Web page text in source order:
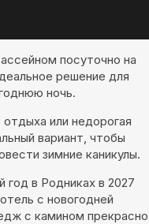
посуточно на
решение для
ночь.
или недорогая
вариант, чтобы
зимние каникулы.
в Родниках в 2027
с новогодней
с камином прекрасно